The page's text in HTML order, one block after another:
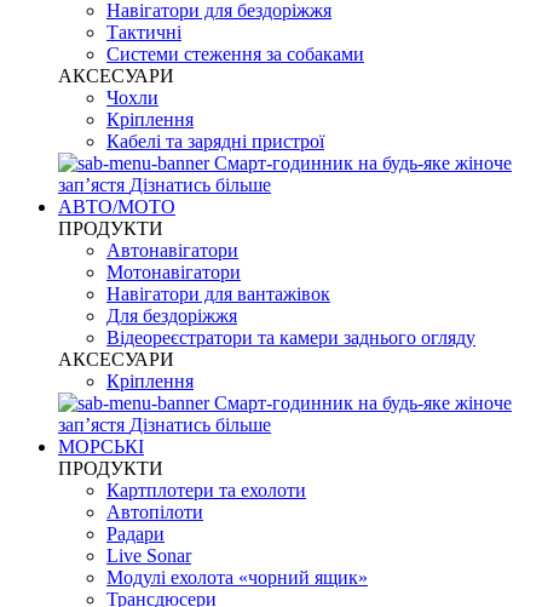
Навігатори для бездоріжжя
Тактичні
Системи стеження за собаками
АКСЕСУАРИ
Чохли
Кріплення
Кабелі та зарядні пристрої
Смарт-годинник на будь-яке жіноче
запʼястя Дізнатись більше
АВТО/МОТО
ПРОДУКТИ
Автонавігатори
Мотонавігатори
Навігатори для вантажівок
Для бездоріжжя
Відеореєстратори та камери заднього огляду
АКСЕСУАРИ
Кріплення
Смарт-годинник на будь-яке жіноче
запʼястя Дізнатись більше
МОРСЬКІ
ПРОДУКТИ
Картплотери та ехолоти
Автопілоти
Радари
Live Sonar
Модулі ехолота «чорний ящик»
Трансдюсери